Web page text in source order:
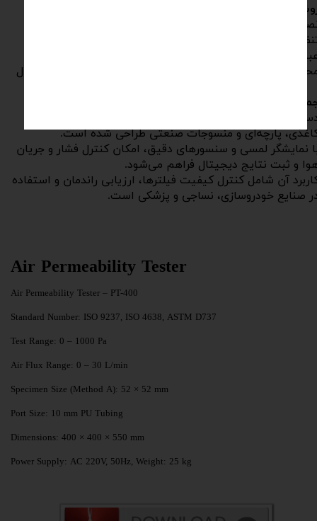
Air Permeability Tester
Air Permeability Tester – PT-400
Standard Number: ISO 9237, ISO 4638, ASTM D737
Test Range: 0 – 1000 Pa
Air Flux Range: 0 – 30 L/min
Specimen Size (Method A): 52 × 52 mm
Port Size: 10 mm PU Tubing
Dimensions: 400 × 400 × 550 mm
Power Supply: AC 220V, 50Hz, Weight: 25 kg
انجام آزمون:
نمونه فیلتر در محفظه دستگاه
فشار یا دبی جریان هوا
هوا از نمونه و ثبت اختلاف فشار
میزان نفوذپذیری هوا و نمایش نتیجه به‌صورت دیجیتال
بندی:
پارچه‌ای و منسوجات صنعتی طراحی شده است.
نمایشگر لمسی و سنسورهای دقیق، امکان کنترل فشار و جریان
و ثبت نتایج دیجیتال فراهم می‌شود.
آن شامل کنترل کیفیت فیلترها، ارزیابی راندمان و استفاده
صنایع خودروسازی، نساجی و پزشکی است.